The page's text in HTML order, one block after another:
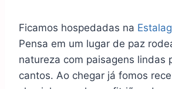
Ficamos hospedadas na
Pensa em um lugar de paz
natureza com paisagens lindas
cantos. Ao chegar já fomos